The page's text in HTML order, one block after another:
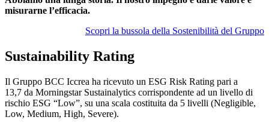
misurarne l’efficacia.
Scopri la bussola della Sostenibilità del Gruppo
Sustainability Rating
Il Gruppo BCC Iccrea ha ricevuto un ESG Risk Rating pari a
13,7 da Morningstar Sustainalytics corrispondente ad un livello di
rischio ESG “Low”, su una scala costituita da 5 livelli (Negligible,
Low, Medium, High, Severe).